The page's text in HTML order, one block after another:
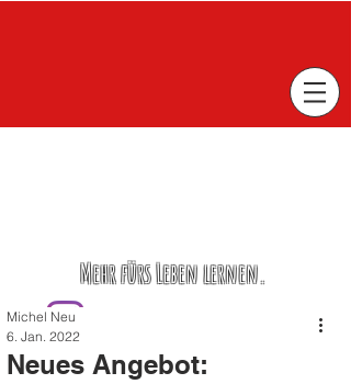
Mehr fürs Leben lernen.
Neues Angebot:
Michel Neu
6. Jan. 2022